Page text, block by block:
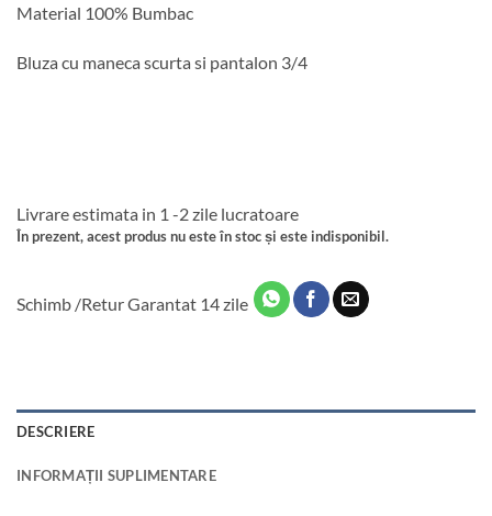
Material 100% Bumbac
Bluza cu maneca scurta si pantalon 3/4
Livrare estimata in 1 -2 zile lucratoare
În prezent, acest produs nu este în stoc și este indisponibil.
Schimb /Retur Garantat 14 zile
DESCRIERE
INFORMAȚII SUPLIMENTARE